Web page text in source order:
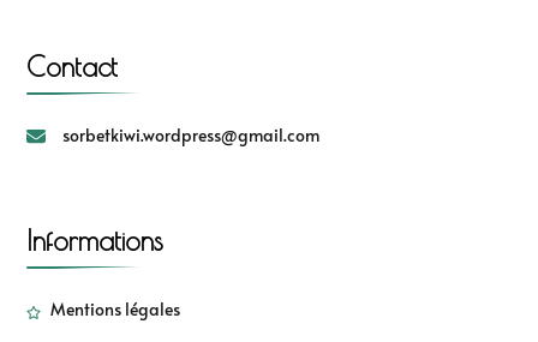
Contact
sorbetkiwi.wordpress@gmail.com
Informations
Mentions légales